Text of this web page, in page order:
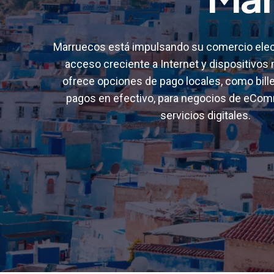
Leer más Leer más
Senegal
Tanzania Turquía
Uganda
Leer más
Leer más
Marruecos está impulsando su comercio
acceso creciente a Internet y dispositivos
ofrece opciones de pago locales, como
pagos en efectivo, para negocios de
servicios digitales.